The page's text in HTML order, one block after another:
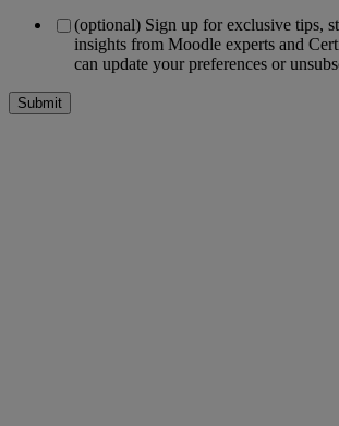
(optional) Sign up for exclusive tips,
insights from Moodle experts and
can update your preferences or